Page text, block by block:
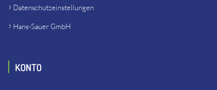
Datenschutzeinstellungen
Hans-Sauer GmbH
KONTO